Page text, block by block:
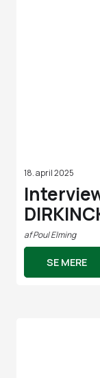
18. april 2025
afPoul Elming
SE MERE